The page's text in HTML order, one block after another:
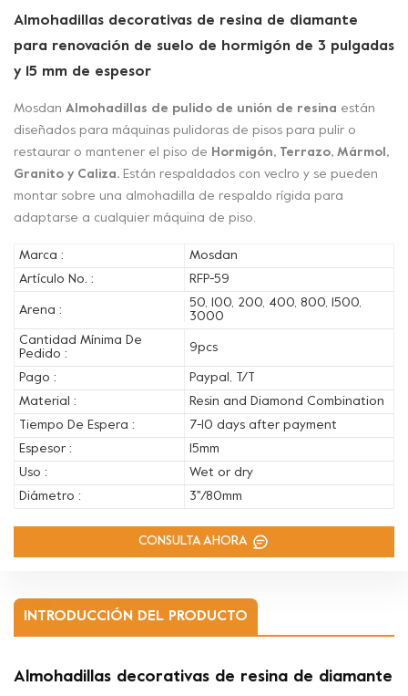
Almohadillas decorativas de resina de diamante
para renovación de suelo de hormigón de 3 pulgadas
y 15 mm de espesor
Mosdan Almohadillas de pulido de unión de resina están
diseñados para máquinas pulidoras de pisos para pulir o
restaurar o mantener el piso de
Hormigón, Terrazo, Mármol,
Granito y Caliza. Están respaldados con veclro y se pueden
montar sobre una almohadilla de respaldo rígida para
adaptarse a cualquier máquina de piso.
Marca :
Mosdan
Artículo No. :
RFP-59
Arena :
50, 100, 200, 400, 800, 1500,
3000
Cantidad Mínima De
Pedido :
9pcs
Pago :
Paypal, T/T
Material :
Resin and Diamond Combination
Tiempo De Espera :
7-10 days after payment
Espesor :
15mm
Uso :
Wet or dry
Diámetro :
3''/80mm
CONSULTA AHORA
INTRODUCCIÓN DEL PRODUCTO
Almohadillas decorativas de resina de diamante